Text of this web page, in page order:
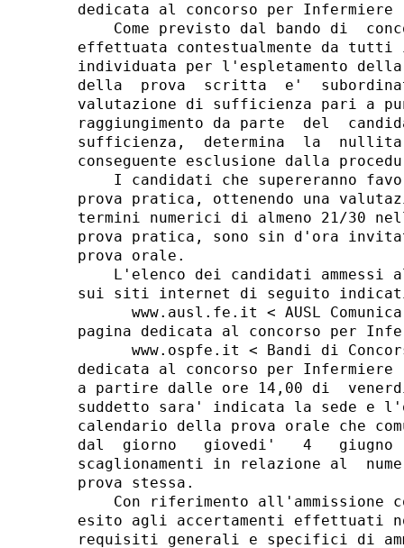
dedicata al concorso per Infermiere
Come previsto dal bando di
effettuata contestualmente da
individuata per l'espletamento
della  prova  scritta  e'
valutazione di sufficienza pari a
raggiungimento da parte  del
sufficienza,  determina  la
conseguente esclusione dalla
I candidati che supereranno
prova pratica, ottenendo una
termini numerici di almeno 21/30
prova pratica, sono sin d'ora
prova orale.
L'elenco dei candidati ammessi
sui siti internet di seguito
www.ausl.fe.it < AUSL
pagina dedicata al concorso per
www.ospfe.it < Bandi di
dedicata al concorso per Infermiere
a partire dalle ore 14,00 di
suddetto sara' indicata la sede e
calendario della prova orale che
dal  giorno   giovedi'   4
scaglionamenti in relazione al
prova stessa.
Con riferimento all'ammissione
esito agli accertamenti effettuati
requisiti generali e specifici di